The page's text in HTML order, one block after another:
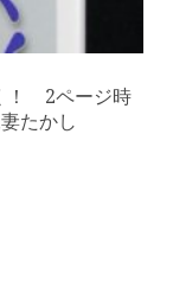
！ 2ページ時
たかし